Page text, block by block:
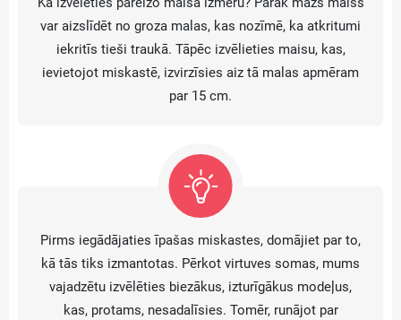
var aizslīdēt no groza malas, kas nozīmē, ka atkritumi
iekritīs tieši traukā. Tāpēc izvēlieties maisu, kas,
ievietojot miskastē, izvirzīsies aiz tā malas apmēram
par 15 cm.
Pirms iegādājaties īpašas miskastes, domājiet par to,
kā tās tiks izmantotas. Pērkot virtuves somas, mums
vajadzētu izvēlēties biezākus, izturīgākus modeļus,
kas, protams, nesadalīsies. Tomēr, runājot par